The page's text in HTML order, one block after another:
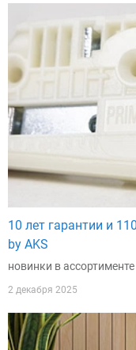
10 лет гарантии и
by AKS
новинки в
2 декабря 2025